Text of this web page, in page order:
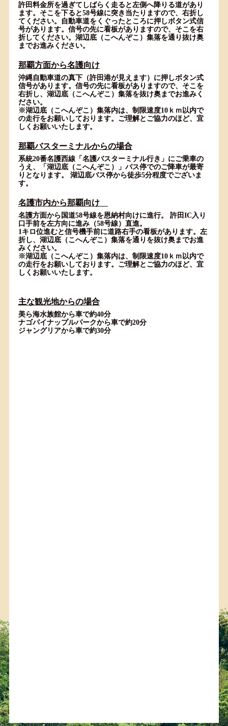
許田料金所を過ぎてしばらく走ると左側へ降りる道があり
ます。そこを下ると58号線に突き当たりますので、右折し
てください。自動車道をくぐったところに押しボタン式信
号があります。信号の先に看板がありますので、そこを右
折してください。湖辺底（こへんぞこ）集落を通り抜け奥
までお進みください。
那覇方面から名護向け
沖縄自動車道の真下（許田港が見えます）に押しボタン式
信号があります。信号の先に看板がありますので、そこを
右折し、湖辺底（こへんぞこ）集落を抜け奥までお進みく
ださい。
※湖辺底（こへんぞこ）集落内は、制限速度10ｋｍ以内で
の走行をお願いしております。ご理解とご協力のほど、宜
しくお願いいたします。
那覇バスターミナルからの場合
系統20番名護西線「名護バスターミナル行き」にご乗車の
うえ、「湖辺底（こへんぞこ）」バス停でのご降車が最寄
りとなります。 湖辺底バス停から徒歩5分程度でございま
す。
名護市内から那覇向け
名護方面から国道58号線を恩納村向けに進行。 許田IC入り
口手前を左方向に進み（58号線）直進。
1キロ位進むと信号機手前に道路右手の看板があります。左
折し、湖辺底（こへんぞこ）集落を通りを抜け奥までお進
みください。
※湖辺底（こへんぞこ）集落内は、制限速度10ｋｍ以内で
の走行をお願いしております。ご理解とご協力のほど、宜
しくお願いいたします。
主な観光地からの場合
美ら海水族館から車で約40分
ナゴパイナップルパークから車で約20分
ジャングリアから車で約30分